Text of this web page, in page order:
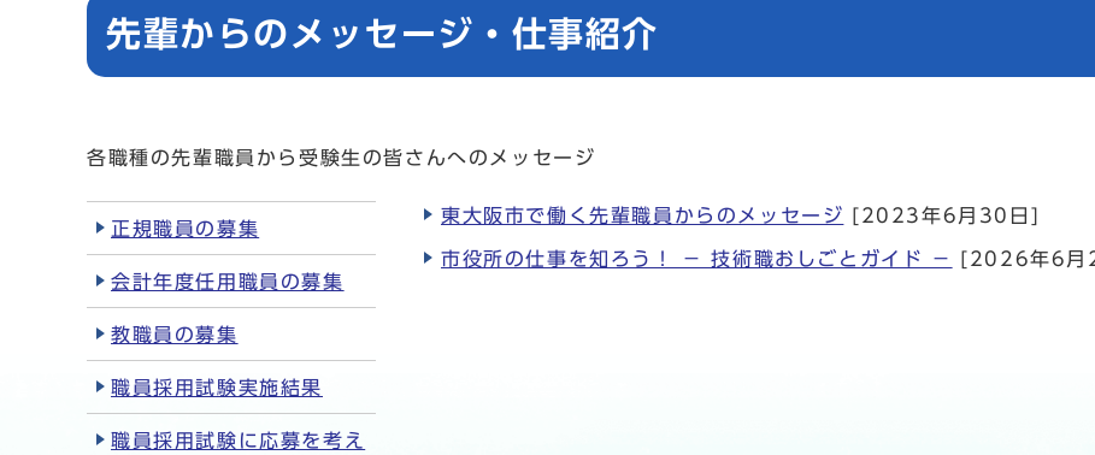
先輩からのメッセージ・仕事紹介
各職種の先輩職員から受験生の皆さんへのメッセージ
東大阪市で働く先輩職員からのメッセージ [2023年6月30日]
市役所の仕事を知ろう！ － 技術職おしごとガイド － [2026年6月
正規職員の募集
会計年度任用職員の募集
教職員の募集
職員採用試験実施結果
職員採用試験に応募を考え